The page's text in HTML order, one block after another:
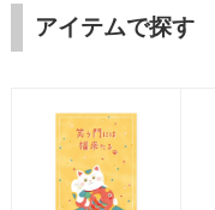
アイテムで探す